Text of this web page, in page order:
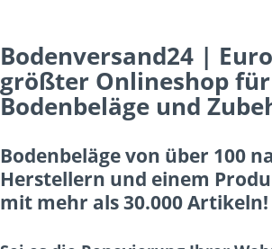
Bodenversand24 |
größter Onlineshop für
Bodenbeläge und
Bodenbeläge von über 100
Herstellern und einem
mit mehr als 30.000 Artikeln!